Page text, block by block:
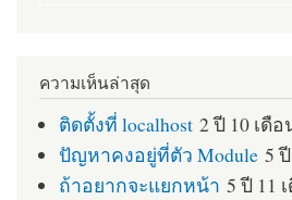
ความเห็นล่าสุด
ติดตั้งที่ localhost 2 ปี 10 เดื
ปัญหาคงอยู่ที่ตัว Module 5
ถ้าอยากจะแยกหน้า 5 ปี 11